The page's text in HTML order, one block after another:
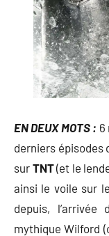
EN DEUX MOTS : 6
derniers épisodes
sur TNT(et le
ainsi le voile sur le
depuis, l’arrivée
mythique Wilford